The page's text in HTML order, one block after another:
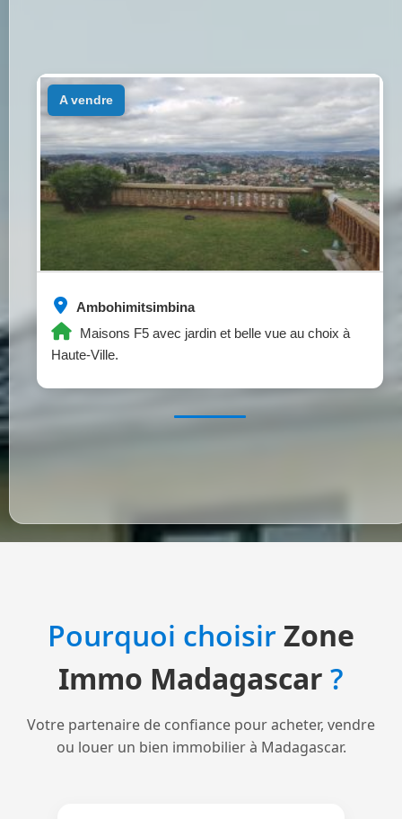
Ambohimitsimbina
Maisons F5 avec jardin et belle vue au choix à
Haute-Ville.
a vendre
Pourquoi choisirZone
Immo Madagascar ?
Votre partenaire de confiance pour acheter, vendre
ou louer un bien immobilier à Madagascar.